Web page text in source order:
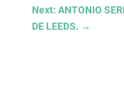
Next: ANTONIO
DE LEEDS. →